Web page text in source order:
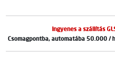
Ingyenes a szállítás
Csomagpontba, automatába 50.000